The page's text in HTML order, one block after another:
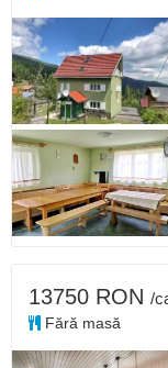
13750 RON /
Fără masă